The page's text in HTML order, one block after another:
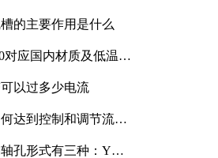
的主要作用是什么
对应国内材质及低温冲
以过多少电流
达到控制和调节流量
孔形式有三种：Y